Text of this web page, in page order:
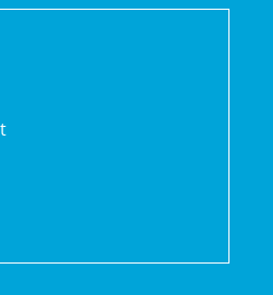
Comp,
145 mm Breite